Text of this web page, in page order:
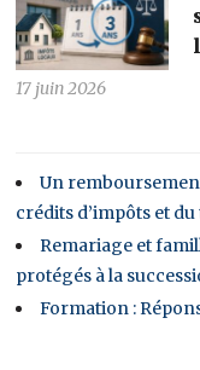
17 juin 2026
Un
crédits d’impôts et
Remariage et
protégés à la
Formation :